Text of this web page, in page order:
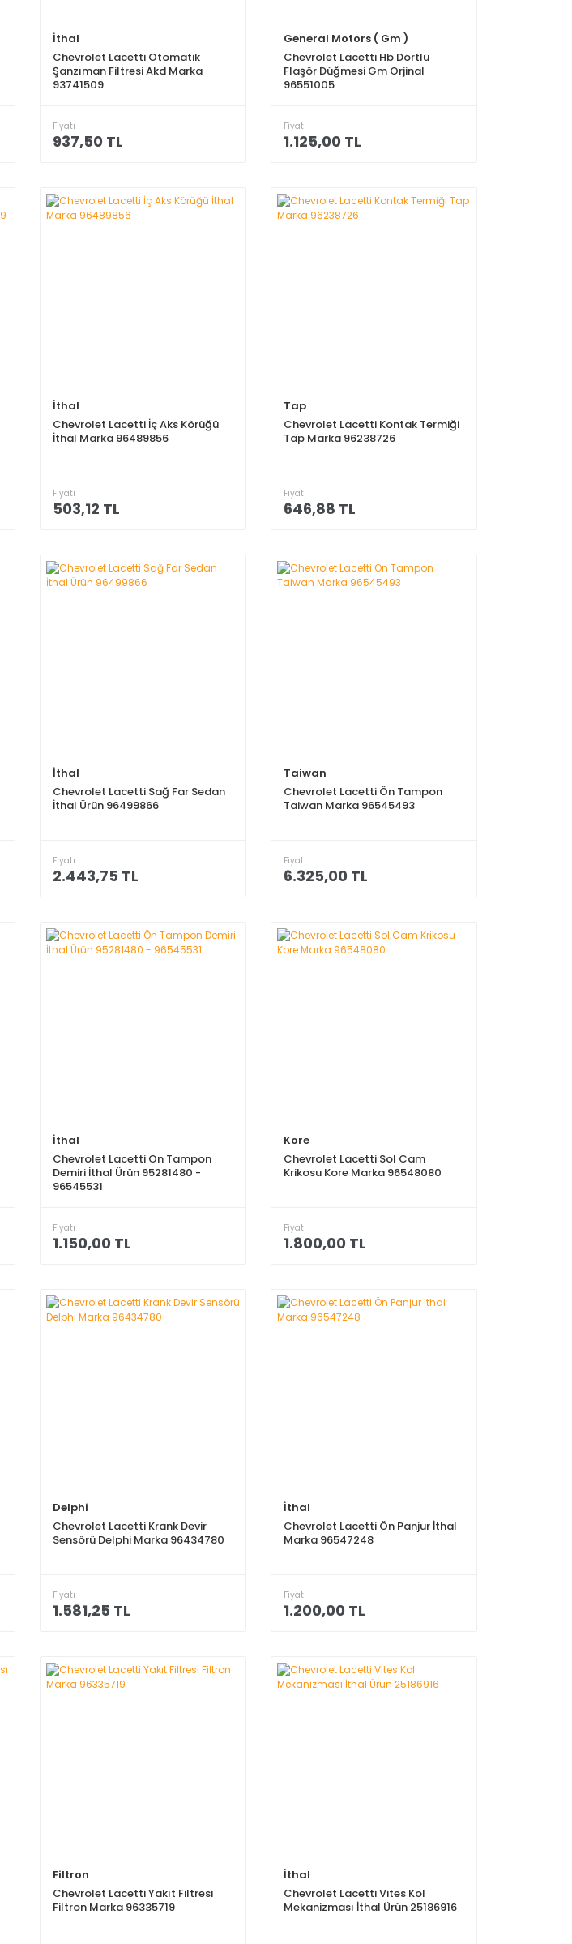
İthal
Chevrolet Lacetti Otomatik
Şanzıman Filtresi Akd Marka
93741509
Fiyatı
937,50 TL
General Motors ( Gm )
Chevrolet Lacetti Hb Dörtlü
Flaşör Düğmesi Gm Orjinal
96551005
Fiyatı
1.125,00 TL
İthal
Chevrolet Lacetti İç Aks Körüğü
İthal Marka 96489856
Fiyatı
503,12 TL
Tap
Chevrolet Lacetti Kontak Termiği
Tap Marka 96238726
Fiyatı
646,88 TL
İthal
Chevrolet Lacetti Sağ Far Sedan
İthal Ürün 96499866
Fiyatı
2.443,75 TL
Taiwan
Chevrolet Lacetti Ön Tampon
Taiwan Marka 96545493
Fiyatı
6.325,00 TL
İthal
Chevrolet Lacetti Ön Tampon
Demiri İthal Ürün 95281480 -
96545531
Fiyatı
1.150,00 TL
Kore
Chevrolet Lacetti Sol Cam
Krikosu Kore Marka 96548080
Fiyatı
1.800,00 TL
Delphi
Chevrolet Lacetti Krank Devir
Sensörü Delphi Marka 96434780
Fiyatı
1.581,25 TL
İthal
Chevrolet Lacetti Ön Panjur İthal
Marka 96547248
Fiyatı
1.200,00 TL
Filtron
Chevrolet Lacetti Yakıt Filtresi
Filtron Marka 96335719
İthal
Chevrolet Lacetti Vites Kol
Mekanizması İthal Ürün 25186916